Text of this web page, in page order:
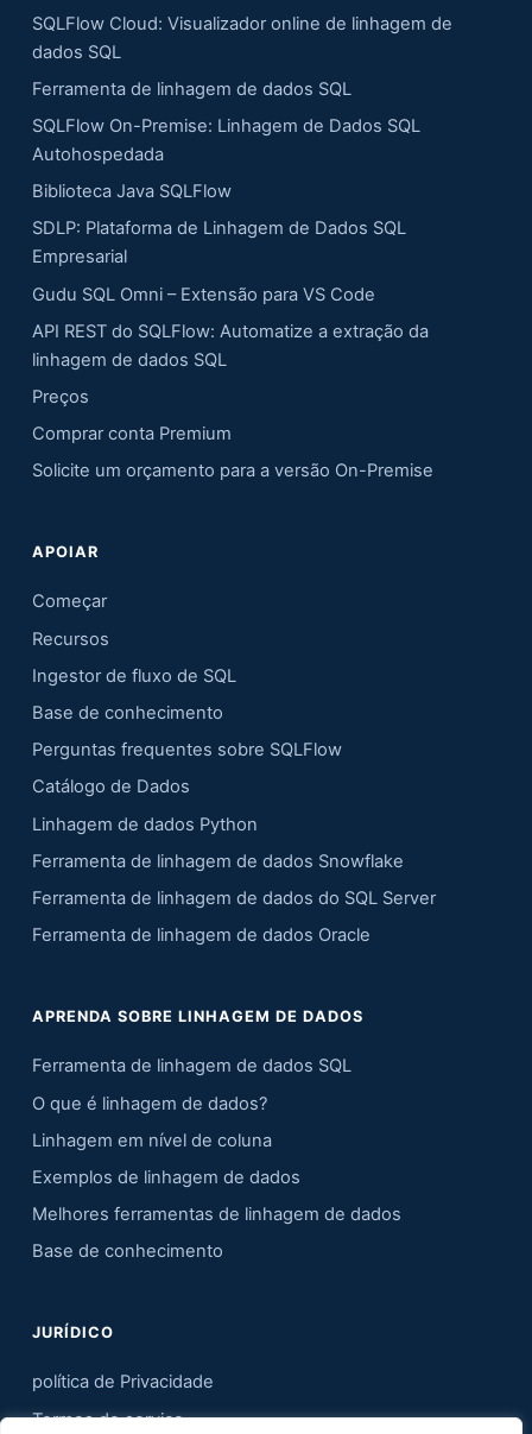
SQLFlow Cloud: Visualizador online de linhagem de
dados SQL
Ferramenta de linhagem de dados SQL
SQLFlow On-Premise: Linhagem de Dados SQL
Autohospedada
Biblioteca Java SQLFlow
SDLP: Plataforma de Linhagem de Dados SQL
Empresarial
Gudu SQL Omni – Extensão para VS Code
API REST do SQLFlow: Automatize a extração da
linhagem de dados SQL
Preços
Comprar conta Premium
Solicite um orçamento para a versão On-Premise
APOIAR
Começar
Recursos
Ingestor de fluxo de SQL
Base de conhecimento
Perguntas frequentes sobre SQLFlow
Catálogo de Dados
Linhagem de dados Python
Ferramenta de linhagem de dados Snowflake
Ferramenta de linhagem de dados do SQL Server
Ferramenta de linhagem de dados Oracle
APRENDA SOBRE LINHAGEM DE DADOS
Ferramenta de linhagem de dados SQL
O que é linhagem de dados?
Linhagem em nível de coluna
Exemplos de linhagem de dados
Melhores ferramentas de linhagem de dados
Base de conhecimento
JURÍDICO
política de Privacidade
Termos de serviço